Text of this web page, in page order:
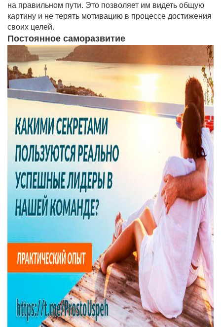
на правильном пути. Это позволяет им видеть общую
картину и не терять мотивацию в процессе достижения
своих целей.
Постоянное саморазвитие